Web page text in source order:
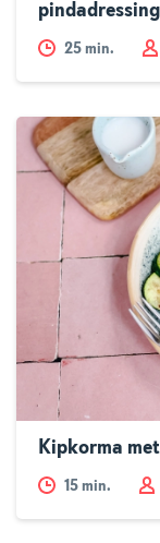
pindadressing
25 min.
Kipkorma
15 min.